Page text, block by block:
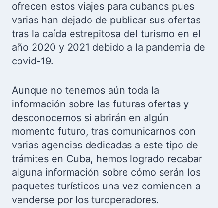
ofrecen estos viajes para cubanos pues
varias han dejado de publicar sus ofertas
tras la caída estrepitosa del turismo en el
año 2020 y 2021 debido a la pandemia de
covid-19.
Aunque no tenemos aún toda la
información sobre las futuras ofertas y
desconocemos si abrirán en algún
momento futuro, tras comunicarnos con
varias agencias dedicadas a este tipo de
trámites en Cuba, hemos logrado recabar
alguna información sobre cómo serán los
paquetes turísticos una vez comiencen a
venderse por los turoperadores.